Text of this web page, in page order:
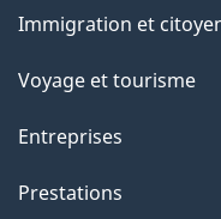
sujets
Immigration et
Voyage et tourisme
Entreprises
Prestations